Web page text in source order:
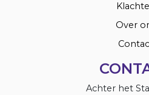
Over
Achter het